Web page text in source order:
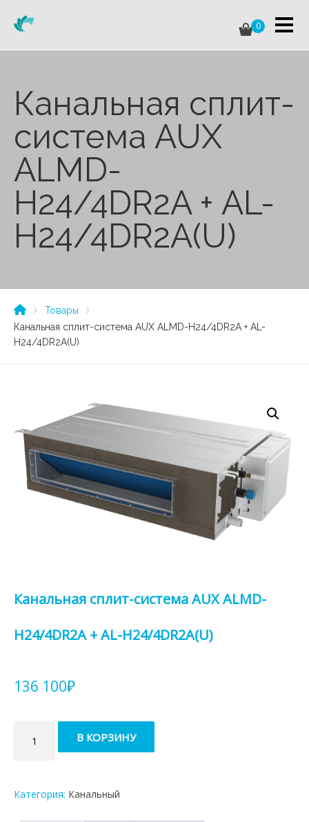
0
Канальная сплит-
система AUX
ALMD-
H24/4DR2A + AL-
H24/4DR2A(U)
Товары
Канальная сплит-система AUX ALMD-H24/4DR2A + AL-
H24/4DR2A(U)
Канальная сплит-система AUX ALMD-
H24/4DR2A + AL-H24/4DR2A(U)
136 100₽
товара
AUX
В КОРЗИНУ
Категория: Канальный